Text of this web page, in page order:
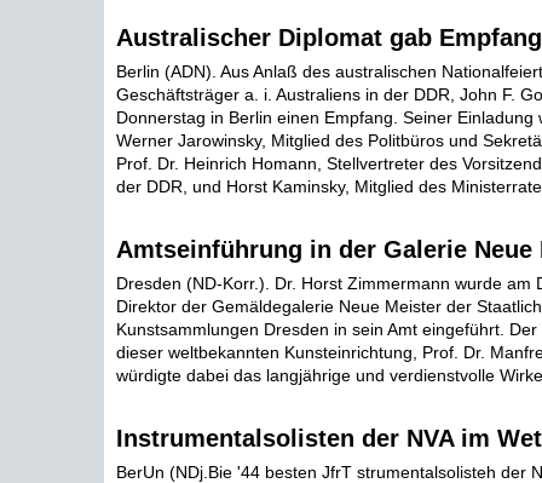
Australischer Diplomat gab
Berlin (ADN). Aus Anlaß des australischen
Geschäftsträger a. i. Australiens in der DDR, John F.
Donnerstag in Berlin einen Empfang. Seiner Einladung
Werner Jarowinsky, Mitglied des Politbüros und
Prof. Dr. Heinrich Homann, Stellvertreter des
der DDR, und Horst Kaminsky, Mitglied des
Amtseinführung in der Galerie Neue
Dresden (ND-Korr.). Dr. Horst Zimmermann wurde am
Direktor der Gemäldegalerie Neue Meister der
Kunstsammlungen Dresden in sein Amt eingeführt.
dieser weltbekannten Kunsteinrichtung, Prof. Dr.
würdigte dabei das langjährige und verdienstvolle
Instrumentalsolisten der NVA im
BerUn (NDj.Bie '44 besten JfrT strumentalsolisteh der